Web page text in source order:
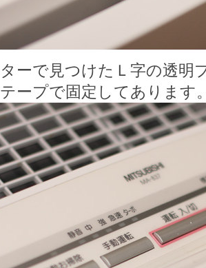
ーで見つけたＬ字の透明
ープで固定してあります